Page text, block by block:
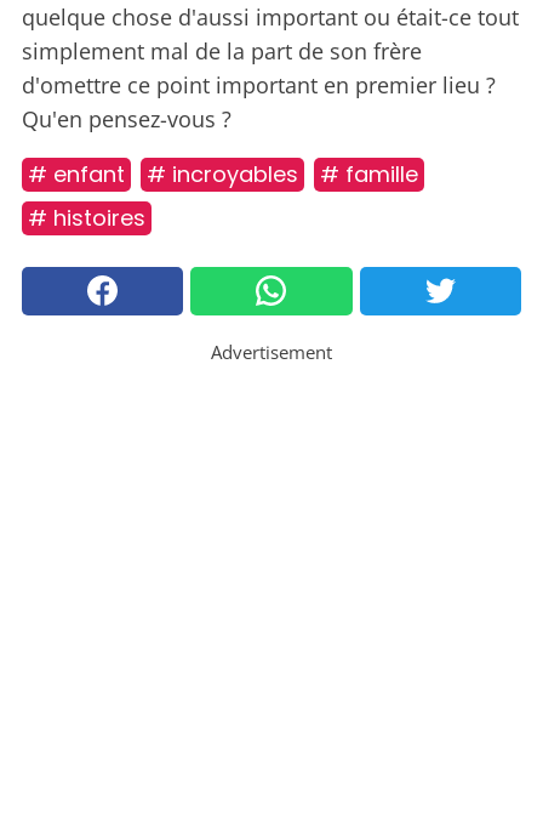
quelque chose d'aussi important ou était-ce tout
simplement mal de la part de son frère
d'omettre ce point important en premier lieu ?
Qu'en pensez-vous ?
# enfant # incroyables
# famille
# histoires
Advertisement